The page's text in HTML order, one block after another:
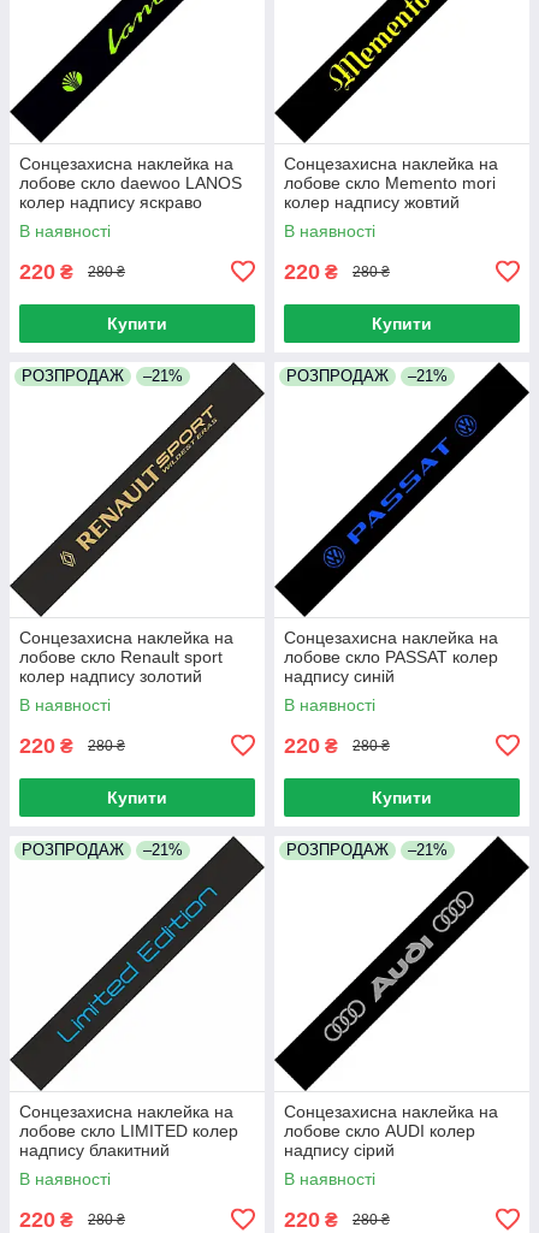
Сонцезахисна наклейка на
лобове скло daewoo LANOS
колер надпису яскраво
зелений
В наявності
220 ₴ 280 ₴
Купити
Сонцезахисна наклейка на
лобове скло Memento mori
колер надпису жовтий
В наявності
220 ₴ 280 ₴
Купити
РОЗПРОДАЖ –21%
Сонцезахисна наклейка на
лобове скло Renault sport
колер надпису золотий
В наявності
220 ₴ 280 ₴
Купити
РОЗПРОДАЖ –21%
Сонцезахисна наклейка на
лобове скло PASSAT колер
надпису синій
В наявності
220 ₴ 280 ₴
Купити
РОЗПРОДАЖ –21%
Сонцезахисна наклейка на
лобове скло LIMITED колер
надпису блакитний
В наявності
220 ₴ 280 ₴
РОЗПРОДАЖ –21%
Сонцезахисна наклейка на
лобове скло AUDI колер
надпису сірий
В наявності
220 ₴ 280 ₴